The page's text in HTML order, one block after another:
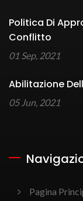
Politica Di
Conflitto
01 Sep, 2021
Abilitazione
05 Jun, 2021
Pagina